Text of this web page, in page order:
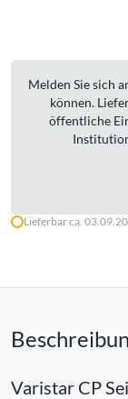
Melden Sie sich
können.
öffentliche
Lieferbar ca.
Varistar CP